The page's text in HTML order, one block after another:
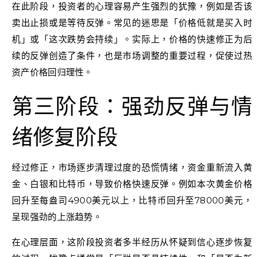
在此阶段，投资者的心理容易产生强烈的犹豫，例如是否该
卖出止损或是等待反弹。常见的迷思是「价格低就是买入时
机」或「这次跌势会持续」。实际上，价格的快速修正为后
续的反弹创造了条件，也是市场调整的重要过程，促使过热
资产价格回归理性。
第三阶段：强劲反弹与情
绪修复阶段
经过修正，市场逐步清理过度的恐慌情绪，资金重新流入黄
金、白银和比特币，导致价格快速反弹。例如本次黄金价格
回升至每盎司4900美元以上，比特币回升至78000美元，
呈现强劲的上涨趋势。
在心理层面，这阶段投资者多半经历从怀疑到信心逐步恢复